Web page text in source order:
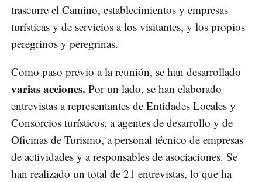
trascurre el Camino, establecimientos y empresas
turísticas y de servicios a los visitantes, y los propios
peregrinos y peregrinas.
Como paso previo a la reunión, se han desarrollado
varias acciones. Por un lado, se han elaborado
entrevistas a representantes de Entidades Locales y
Consorcios turísticos, a agentes de desarrollo y de
Oficinas de Turismo, a personal técnico de empresas
de actividades y a responsables de asociaciones. Se
han realizado un total de 21 entrevistas, lo que ha